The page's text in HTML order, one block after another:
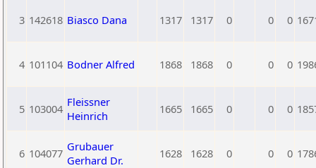
3 142618 Biasco Dana 1317 1317 0 0 0
4 101104 Bodner Alfred 1868 1868 0 0 0
5 103004 Fleissner
Heinrich
1665 1665 0 0 0
6 104077 Grubauer
Gerhard Dr.
1628 1628 0 0 0